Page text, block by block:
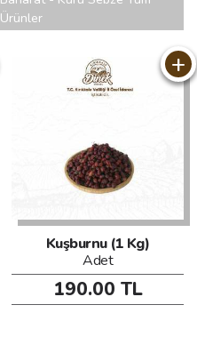
Ürünler
+
Kuşburnu (1 Kg)
Adet
190.00 TL